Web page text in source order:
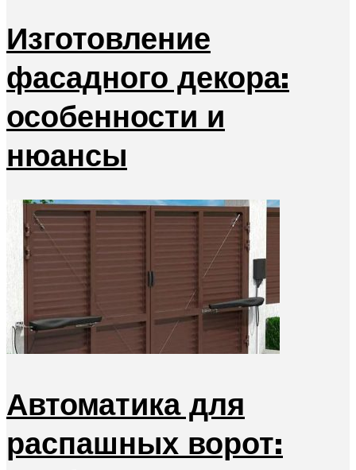
Изготовление
фасадного декора:
особенности и
нюансы
Автоматика для
распашных ворот: